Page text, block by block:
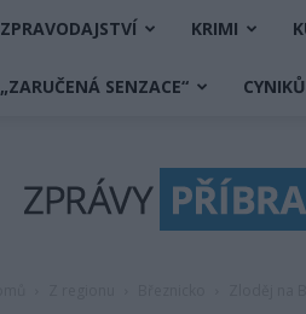
ZPRAVODAJSTVÍ KRIMI
„ZARUČENÁ SENZACE“
Příbram